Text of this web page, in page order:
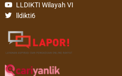
LLDIKTI Wilayah VI
lldikti6